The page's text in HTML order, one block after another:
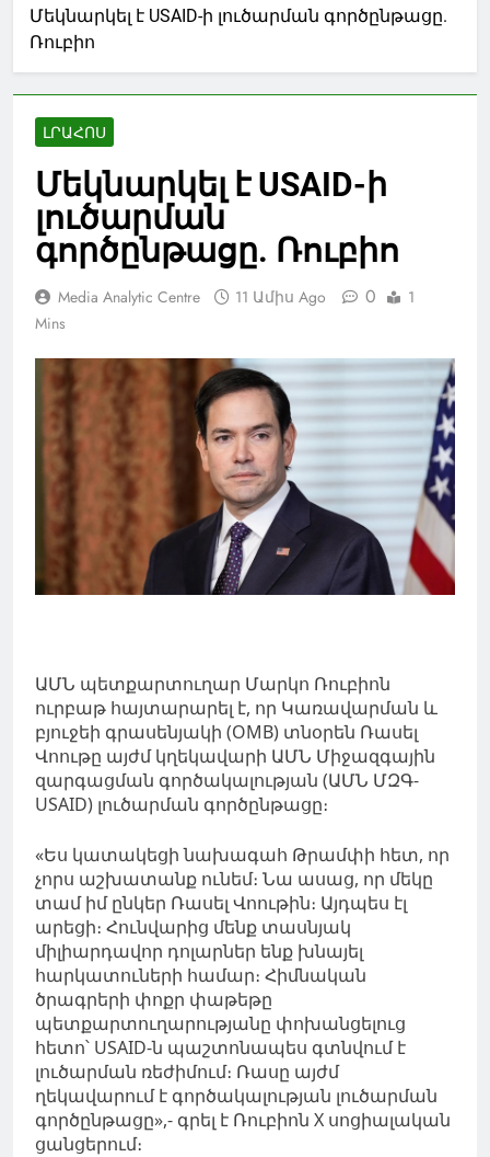
Մեկնարկել է USAID-ի լուծարման գործընթացը.
Ռուբիո
ԼՐԱՀՈՍ
Մեկնարկել է USAID-ի
լուծարման
գործընթացը. Ռուբիո
Media Analytic Centre 11 Ամիս Ago 0
1
Mins
ԱՄՆ պետքարտուղար Մարկո Ռուբիոն
ուրբաթ հայտարարել է, որ Կառավարման և
բյուջեի գրասենյակի (OMB) տնօրեն Ռասել
Վոութը այժմ կղեկավարի ԱՄՆ Միջազգային
զարգացման գործակալության (ԱՄՆ ՄԶԳ-
USAID) լուծարման գործընթացը։
«Ես կատակեցի նախագահ Թրամփի հետ, որ
չորս աշխատանք ունեմ։ Նա ասաց, որ մեկը
տամ իմ ընկեր Ռասել Վոութին։ Այդպես էլ
արեցի։ Հունվարից մենք տասնյակ
միլիարդավոր դոլարներ ենք խնայել
հարկատուների համար։ Հիմնական
ծրագրերի փոքր փաթեթը
պետքարտուղարությանը փոխանցելուց
հետո՝ USAID-ն պաշտոնապես գտնվում է
լուծարման ռեժիմում։ Ռասը այժմ
ղեկավարում է գործակալության լուծարման
գործընթացը»,- գրել է Ռուբիոն X սոցիալական
ցանցերում։